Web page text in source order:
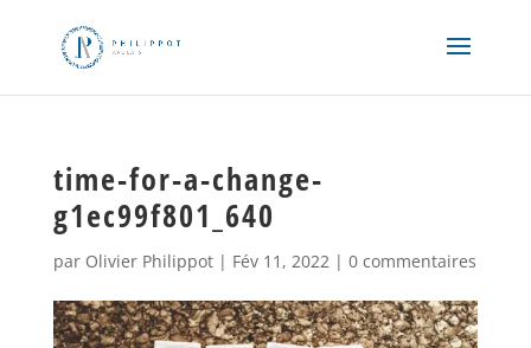
time-for-a-change-
g1ec99f801_640
par Olivier Philippot| Fév 11, 2022| 0 commentaires